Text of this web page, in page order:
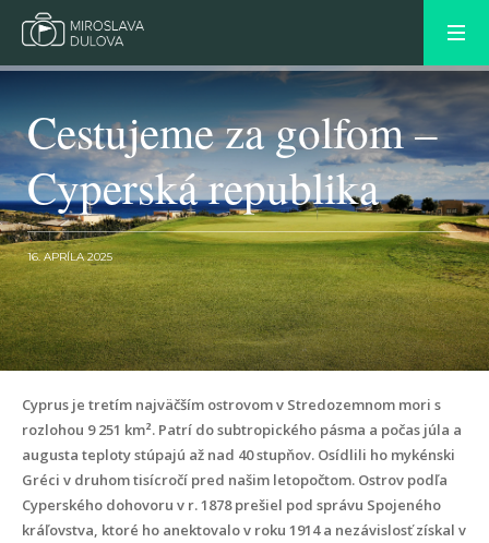
Cestujeme za golfom –
Cyperská republika
16. APRÍLA 2025
OLDER POST
Cyprus je tretím najväčším ostrovom v Stredozemnom mori s
rozlohou 9 251 km². Patrí do subtropického pásma a počas júla a
augusta teploty stúpajú až nad 40 stupňov. Osídlili ho mykénski
Gréci v druhom tisícročí pred našim letopočtom. Ostrov podľa
Cyperského dohovoru v r. 1878 prešiel pod správu Spojeného
kráľovstva, ktoré ho anektovalo v roku 1914 a nezávislosť získal v